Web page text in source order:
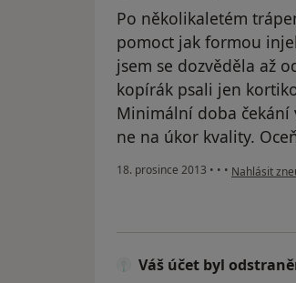
Po několikaletém
pomoct jak formou
jsem se dozvěděla až
kopírák psali jen
Minimální doba čekání
ne na úkor kvality.
18. prosince 2013 • • • podle
Nahlásit
Váš účet byl